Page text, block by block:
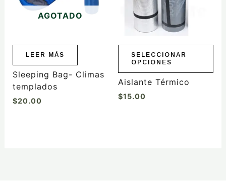
AGOTADO
LEER MÁS
Sleeping Bag- Climas
templados
$20.00
SELECCIONAR
OPCIONES
opciones
pueden
elegir
la
página
de
Aislante Térmico
$15.00